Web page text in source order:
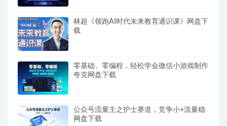
林超《领跑AI时代未来教育通识课》网盘下
载
零基础、零编程，轻松学会微信小游戏制作
夸克网盘下载
公众号流量主之护士赛道，竞争小+流量稳
网盘下载